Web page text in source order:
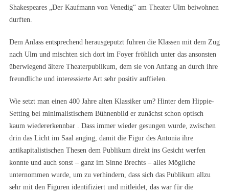
Shakespeares „Der Kaufmann von Venedig“ am Theater Ulm beiwohnen
durften.
Dem Anlass entsprechend herausgeputzt fuhren die Klassen mit dem Zug
nach Ulm und mischten sich dort im Foyer fröhlich unter das ansonsten
überwiegend ältere Theaterpublikum, dem sie von Anfang an durch ihre
freundliche und interessierte Art sehr positiv auffielen.
Wie setzt man einen 400 Jahre alten Klassiker um? Hinter dem Hippie-
Setting bei minimalistischem Bühnenbild er zunächst schon optisch
kaum wiedererkennbar . Dass immer wieder gesungen wurde, zwischen
drin das Licht im Saal anging, damit die Figur des Antonia ihre
antikapitalistischen Thesen dem Publikum direkt ins Gesicht werfen
konnte und auch sonst – ganz im Sinne Brechts – alles Mögliche
unternommen wurde, um zu verhindern, dass sich das Publikum allzu
sehr mit den Figuren identifiziert und mitleidet, das war für die